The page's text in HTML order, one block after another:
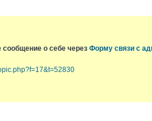
сообщение о себе через Форму связи с